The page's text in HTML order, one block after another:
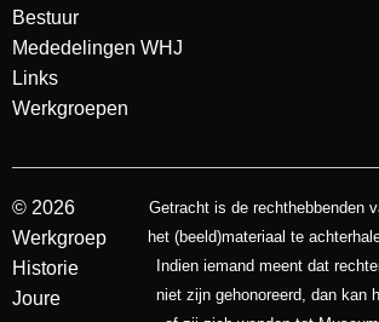
Bestuur
Mededelingen WHJ
Links
Werkgroepen
© 2026
Werkgroep
Historie
Joure
Getracht is de rechthebbenden
het (beeld)materiaal te
Indien iemand meent dat
niet zijn gehonoreerd, dan kan